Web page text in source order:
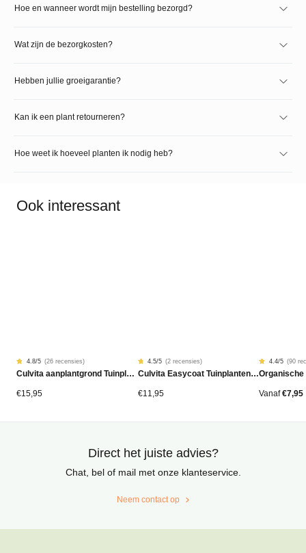
Hoe en wanneer wordt mijn bestelling bezorgd?
Wat zijn de bezorgkosten?
Hebben jullie groeigarantie?
Kan ik een plant retourneren?
Hoe weet ik hoeveel planten ik nodig heb?
Ook interessant
Gewaardeerd
4.77
gebaseerd
op
26
4.8/5 (26 recensies)
Culvita aanplantgrond Tuinplanten, Bomen & Hagen BIO 40L
€15,95
Gewaardeerd
4.50
gebaseerd
op
2
4.5/5 (2 recensies)
Culvita Easycoat Tuinplantenmest (langdurige werking)
€11,95
Gewaardeerd
4.42
gebaseerd
op
90
4.4/5 (90
Vanaf €7,95
Direct het juiste advies?
Chat, bel of mail met onze klanteservice.
Neem contact op